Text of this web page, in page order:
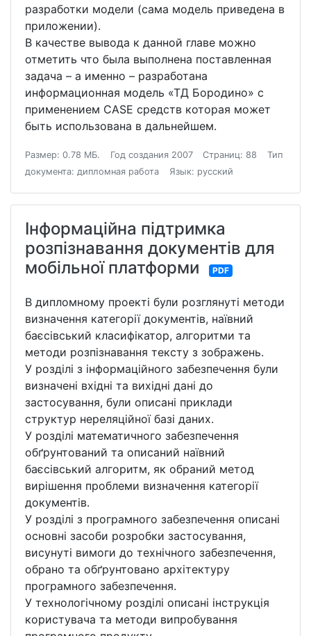
разработки модели (сама модель приведена в
приложении).
В качестве вывода к данной главе можно
отметить что была выполнена поставленная
задача – а именно – разработана
информационная модель «ТД Бородино» с
применением CASE средств которая может
быть использована в дальнейшем.
Размер: 0.78 МБ. Год создания 2007 Страниц: 88
Тип
документа: дипломная работа
Язык: русский
Інформаційна підтримка
розпізнавання документів для
мобільної платформи
PDF
В дипломному проекті були розглянуті методи
визначення категорії документів, наївний
баєсівський класифікатор, алгоритми та
методи розпізнавання тексту з зображень.
У розділі з інформаційного забезпечення були
визначені вхідні та вихідні дані до
застосування, були описані приклади
структур нереляційної базі даних.
У розділі математичного забезпечення
обґрунтований та описаний наївний
баєсівський алгоритм, як обраний метод
вирішення проблеми визначення категорії
документів.
У розділі з програмного забезпечення описані
основні засоби розробки застосування,
висунуті вимоги до технічного забезпечення,
обрано та обґрунтовано архітектуру
програмного забезпечення.
У технологічному розділі описані інструкція
користувача та методи випробування